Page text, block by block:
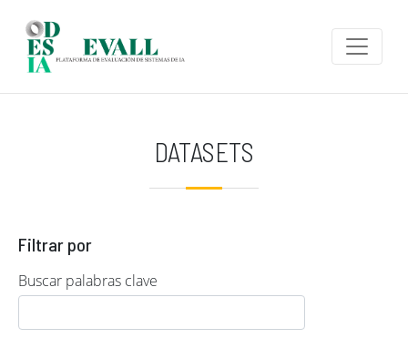
DATASETS
Filtrar por
Buscar palabras clave